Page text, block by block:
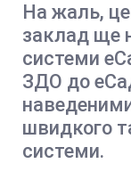
На жаль,
заклад ще
системи
ЗДО до
швидкого
системи.